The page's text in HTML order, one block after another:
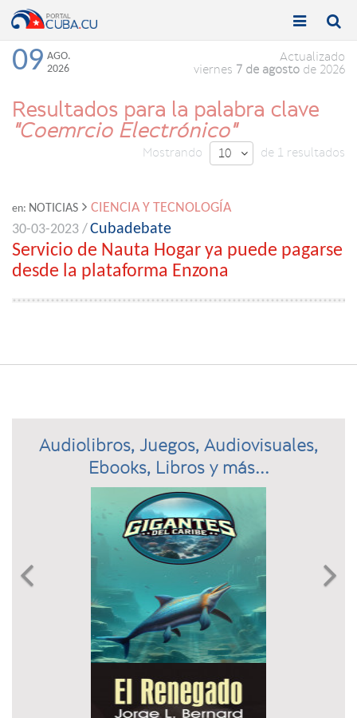
Toggle

Toggle

09 AGO.
2026
Actualizado
viernes 7 de agosto de 2026
Resultados para la palabra clave
"Coemrcio Electrónico"
Mostrando 10  de 1 resultados
en: NOTICIAS
CIENCIA Y TECNOLOGÍA
30-03-2023 /Cubadebate
Servicio de Nauta Hogar ya puede pagarse
desde la plataforma Enzona
Audiolibros, Juegos, Audiovisuales,
Ebooks, Libros y más...
Previous 